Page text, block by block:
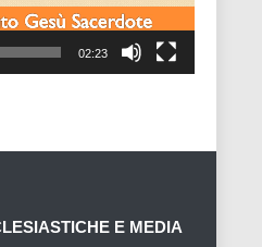
02:23
E MEDIA